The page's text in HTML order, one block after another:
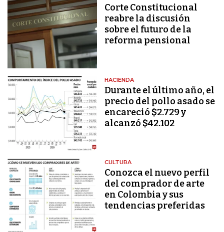
Corte Constitucional
reabre la discusión
sobre el futuro de la
reforma pensional
HACIENDA
Durante el último año, el
precio del pollo asado se
encareció $2.729 y
alcanzó $42.102
CULTURA
Conozca el nuevo perfil
del comprador de arte
en Colombia y sus
tendencias preferidas